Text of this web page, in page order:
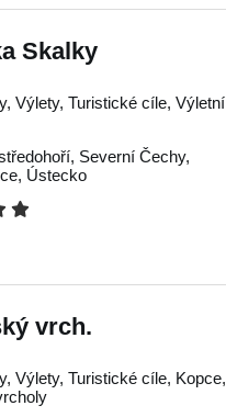
Skalky
Výlety, Turistické cíle, Výletní
, Severní Čechy,
, Ústecko
vrch.
Výlety, Turistické cíle, Kopce,